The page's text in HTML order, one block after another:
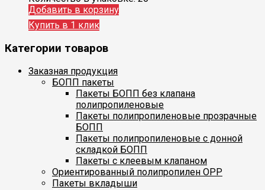
Добавить в корзину
Купить в 1 клик
Категории товаров
Заказная продукция
БОПП пакеты
Пакеты БОПП без клапана
полипропиленовые
Пакеты полипропиленовые прозрачные
БОПП
Пакеты полипропиленовые с донной
складкой БОПП
Пакеты с клеевым клапаном
Ориентированный полипропилен ОРР
Пакеты вкладыши